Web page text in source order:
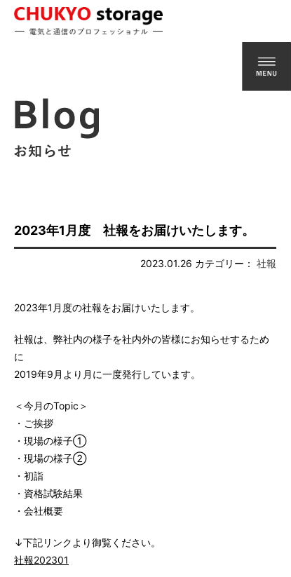
Warning : Undefined variable $bh1 in /home/sistereight/chu-
str.com/public_html/wp-content/themes/chustr/header.php
2023年1月度 社報をお届けいたします。
2023.01.26 カテゴリー： 社報
2023年1月度の社報をお届けいたします。
社報は、弊社内の様子を社内外の皆様にお知らせするため
に
2019年9月より月に一度発行しています。
＜今月のTopic＞
・ご挨拶
・現場の様子①
・現場の様子②
・初詣
・資格試験結果
・会社概要
↓下記リンクより御覧ください。
社報202301